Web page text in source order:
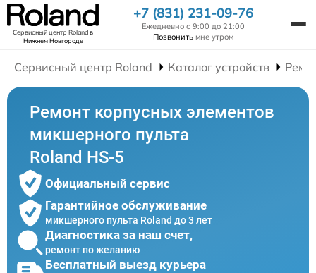
Сервисный центр Rolandв
Нижнем Новгороде
+7 (831) 231-09-76
Ежедневно с 9:00 до 21:00
Позвонить мне утром
Сервисный центр Roland Каталог устройств
Ремонт корпусных элементов
микшерного пульта
Roland HS-5
Официальный сервис
Гарантийное обслуживание
микшерного пульта Roland до 3 лет
Диагностика за наш счет,
ремонт по желанию
Бесплатный выезд курьера